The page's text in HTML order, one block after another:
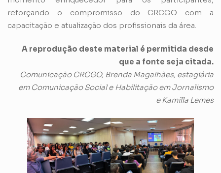
reforçando o compromisso do CRCGO com a
capacitação e atualização dos profissionais da área.
A reprodução deste material é permitida desde
que a fonte seja citada.
Comunicação CRCGO, Brenda Magalhães, estagiária
em Comunicação Social e Habilitação em Jornalismo
e Kamilla Lemes